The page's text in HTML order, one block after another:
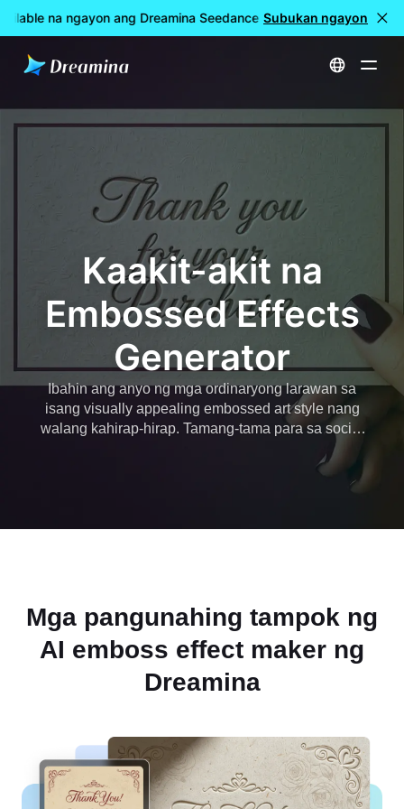
na ngayon ang Dreamina Seedance 2.5 🎉 LIVE na
Subukan ngayon
Home Mga gamit Kaakit-akit na Embossed Effects Generator
Kaakit-akit na
Embossed Effects
Generator
Ibahin ang anyo ng mga ordinaryong larawan sa
isang visually appealing embossed art style nang
walang kahirap-hirap. Tamang-tama para sa social
media, poster, at logo, ginagawang simple at
mabilis ng Dreamina ang paggawa ng mga
Mga pangunahing tampok ng
AI emboss effect maker ng
Dreamina